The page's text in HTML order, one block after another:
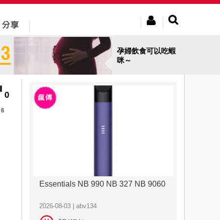
孕婦飲食可以吃蝦
咪～
0
6
Essentials NB 990 NB 327 NB 9060
2026-08-03 | abv134